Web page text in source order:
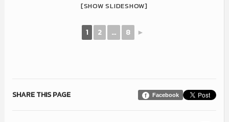
[SHOW SLIDESHOW]
1 2 ... 8 ►
Facebook
SHARE THIS PAGE